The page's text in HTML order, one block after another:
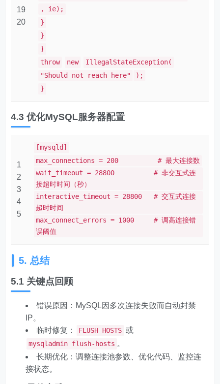
19
20
, ie);
}
}
}
throw
new
IllegalStateException(
"Should not reach here"
);
}
4.3 优化MySQL服务器配置
1
2
3
4
5
[mysqld]
max_connections = 200 # 最大连接数
wait_timeout = 28800 # 非交互式连
接超时时间（秒）
interactive_timeout = 28800 # 交互式连接
超时时间
max_connect_errors = 1000 # 调高连接错
误阈值
5. 总结
5.1 关键点回顾
错误原因：MySQL因多次连接失败而自动封禁
IP。
临时修复：
FLUSH HOSTS 或
mysqladmin flush-hosts 。
长期优化：调整连接池参数、优化代码、监控连
接状态。